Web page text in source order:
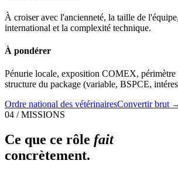
À croiser avec l'ancienneté, la taille de
international et la complexité technique.
À pondérer
Pénurie locale, exposition COMEX, périmètre
structure du package (variable, BSPCE,
Ordre national des vétérinairesConvertir brut
04 / MISSIONS
Ce que ce rôle fait
concrètement.